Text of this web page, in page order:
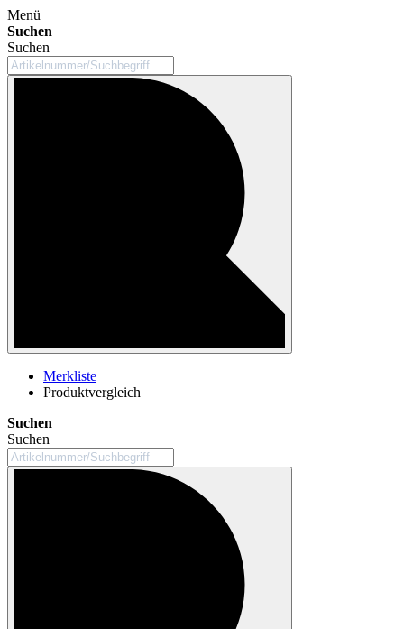
Menü
Suchen
Suchen
Merkliste
Produktvergleich
Suchen
Suchen